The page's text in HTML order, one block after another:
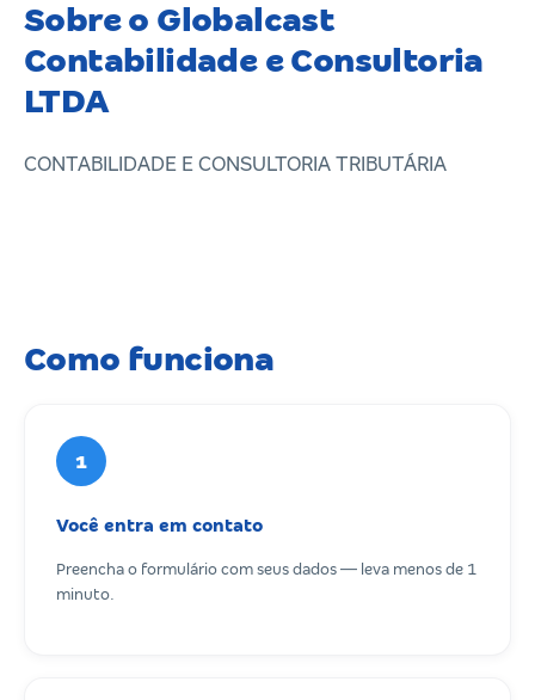
Sobre o Globalcast
Contabilidade e Consultoria
LTDA
CONTABILIDADE E CONSULTORIA TRIBUTÁRIA
Como funciona
1
Você entra em contato
Preencha o formulário com seus dados — leva menos de 1
minuto.